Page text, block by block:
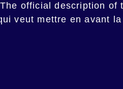
official description
veut mettre en avant la